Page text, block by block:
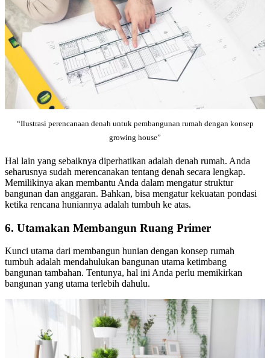
“Ilustrasi perencanaan denah untuk pembangunan rumah dengan konsep
growing house”
Hal lain yang sebaiknya diperhatikan adalah denah rumah. Anda
seharusnya sudah merencanakan tentang denah secara lengkap.
Memilikinya akan membantu Anda dalam mengatur struktur
bangunan dan anggaran. Bahkan, bisa mengatur kekuatan pondasi
ketika rencana huniannya adalah tumbuh ke atas.
6. Utamakan Membangun Ruang Primer
Kunci utama dari membangun hunian dengan konsep rumah
tumbuh adalah mendahulukan bangunan utama ketimbang
bangunan tambahan. Tentunya, hal ini Anda perlu memikirkan
bangunan yang utama terlebih dahulu.